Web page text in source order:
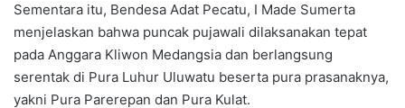
Sementara itu, Bendesa Adat Pecatu, I Made Sumerta
menjelaskan bahwa puncak pujawali dilaksanakan tepat
pada Anggara Kliwon Medangsia dan berlangsung
serentak di Pura Luhur Uluwatu beserta pura prasanaknya,
yakni Pura Parerepan dan Pura Kulat.